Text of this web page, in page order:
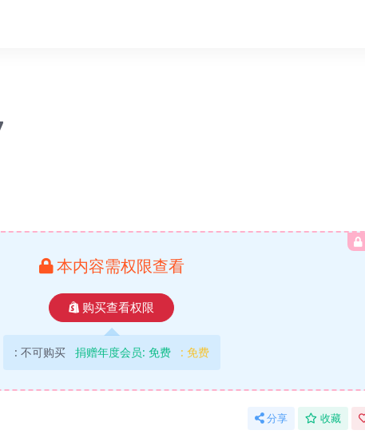
本内容需权限查看
购买查看权限
: 不可购买 捐赠年度会员: 免费 : 免费
分享 收藏